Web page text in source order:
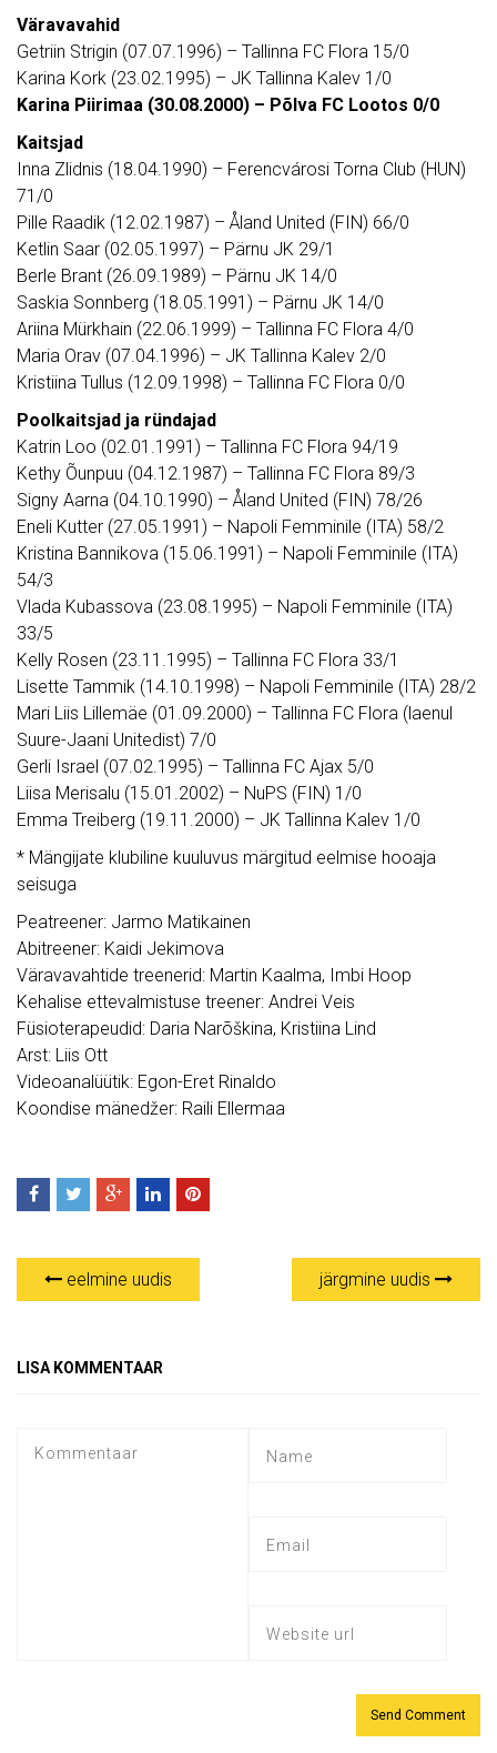
Väravavahid
Getriin Strigin (07.07.1996) – Tallinna FC Flora 15/0
Karina Kork (23.02.1995) – JK Tallinna Kalev 1/0
Karina Piirimaa (30.08.2000) – Põlva FC Lootos 0/0
Kaitsjad
Inna Zlidnis (18.04.1990) – Ferencvárosi Torna Club (HUN)
71/0
Pille Raadik (12.02.1987) – Åland United (FIN) 66/0
Ketlin Saar (02.05.1997) – Pärnu JK 29/1
Berle Brant (26.09.1989) – Pärnu JK 14/0
Saskia Sonnberg (18.05.1991) – Pärnu JK 14/0
Ariina Mürkhain (22.06.1999) – Tallinna FC Flora 4/0
Maria Orav (07.04.1996) – JK Tallinna Kalev 2/0
Kristiina Tullus (12.09.1998) – Tallinna FC Flora 0/0
Poolkaitsjad ja ründajad
Katrin Loo (02.01.1991) – Tallinna FC Flora 94/19
Kethy Õunpuu (04.12.1987) – Tallinna FC Flora 89/3
Signy Aarna (04.10.1990) – Åland United (FIN) 78/26
Eneli Kutter (27.05.1991) – Napoli Femminile (ITA) 58/2
Kristina Bannikova (15.06.1991) – Napoli Femminile (ITA)
54/3
Vlada Kubassova (23.08.1995) – Napoli Femminile (ITA)
33/5
Kelly Rosen (23.11.1995) – Tallinna FC Flora 33/1
Lisette Tammik (14.10.1998) – Napoli Femminile (ITA) 28/2
Mari Liis Lillemäe (01.09.2000) – Tallinna FC Flora (laenul
Suure-Jaani Unitedist) 7/0
Gerli Israel (07.02.1995) – Tallinna FC Ajax 5/0
Liisa Merisalu (15.01.2002) – NuPS (FIN) 1/0
Emma Treiberg (19.11.2000) – JK Tallinna Kalev 1/0
* Mängijate klubiline kuuluvus märgitud eelmise hooaja
seisuga
Peatreener: Jarmo Matikainen
Abitreener: Kaidi Jekimova
Väravavahtide treenerid: Martin Kaalma, Imbi Hoop
Kehalise ettevalmistuse treener: Andrei Veis
Füsioterapeudid: Daria Narõškina, Kristiina Lind
Arst: Liis Ott
Videoanalüütik: Egon-Eret Rinaldo
Koondise mänedžer: Raili Ellermaa
eelmine uudis järgmine uudis
LISA KOMMENTAAR